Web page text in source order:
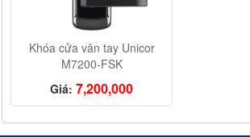
Khóa cửa vân tay Unicor
M7200-FSK
Giá: 7,200,000